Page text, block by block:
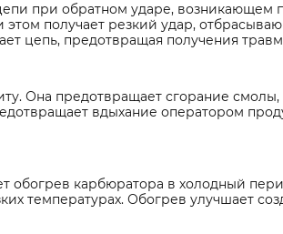
при обратном ударе, возникающем
получает резкий удар,
цепь, предотвращая получения
Она предотвращает сгорание
вдыхание оператором
обогрев карбюратора в холодный
температурах. Обогрев улучшает